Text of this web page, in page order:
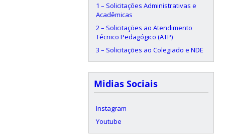
1 – Solicitações Administrativas e
Acadêmicas
2 – Solicitações ao Atendimento
Técnico Pedagógico (ATP)
3 – Solicitações ao Colegiado e NDE
Midias Sociais
Instagram
Youtube